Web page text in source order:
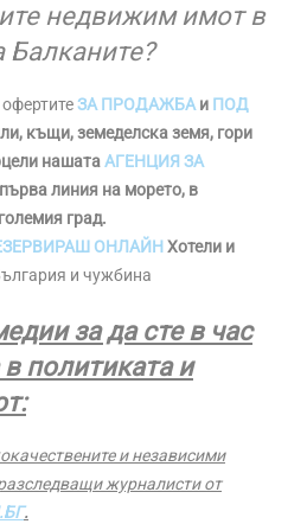
недвижим имот в
Балканите?
ЗА ПРОДАЖБАи ПОД
къщи, земеделска земя, гори
нашатаАГЕНЦИЯ ЗА
линия на морето, в
град.
ОНЛАЙН Хотели и
и чужбина
за да сте в час
политиката и
и независими
журналисти от
.